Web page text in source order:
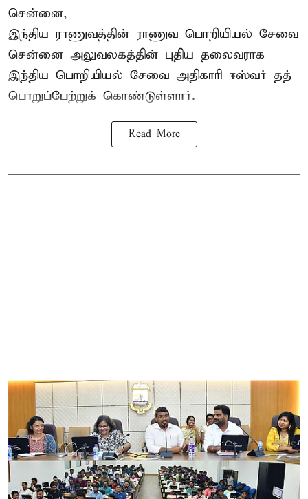
சென்னை,
இந்திய ராணுவத்தின் ராணுவ பொறியியல் சேவை
சென்னை அலுவலகத்தின் புதிய தலைவராக
இந்திய பொறியியல் சேவை அதிகாரி ஈஸ்வர் தத்
பொறுப்பேற்றுக் கொண்டுள்ளார்.
Read More